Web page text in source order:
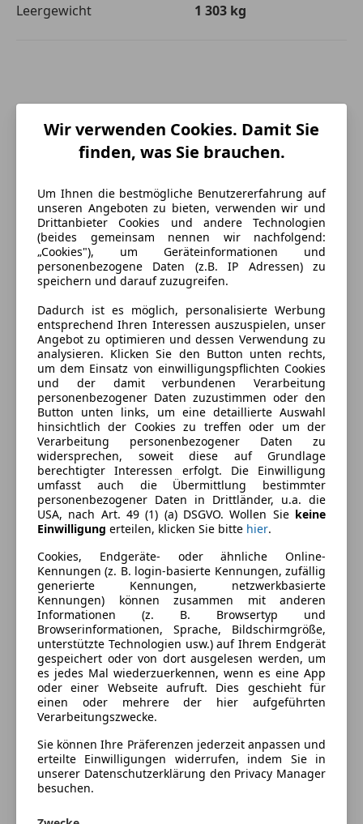
Leergewicht
1 303 kg
Energieverbrauch
Kraftstoff
Benzin
Kraftstoffverbrauch
5,80l/100 km (komb.)
CO₂-Emissionen
133 g/km (komb.)
Ausstattung
Komfort
Armlehne
Beheizbares Lenkrad
Berganfahrassistent
Einparkhilfe
Einparkhilfe Rückfahrkamera
Einparkhilfe selbstlenkendes System
Einparkhilfe Sensoren hinten
Einparkhilfe Sensoren vorne
Elektrische Fensterheber
Elektrische Seitenspiegel
Klimaanlage
Lederlenkrad
Lordosenstütze
Multifunktionslenkrad
Mehr anzeigen
Farbe und Innenausstattung
Außenfarbe
Grau
Lackierung
Metallic
Fahrzeugbeschreibung
FGN -535
Preisbewertung
Mehr anzeigen
Wir verwenden Cookies. Damit Sie
finden, was Sie brauchen.
Um Ihnen die bestmögliche Benutzererfahrung auf
unseren Angeboten zu bieten, verwenden wir und
Drittanbieter Cookies und andere Technologien
(beides gemeinsam nennen wir nachfolgend:
„Cookies"), um Geräteinformationen und
personenbezogene Daten (z.B. IP Adressen) zu
speichern und darauf zuzugreifen.
Dadurch ist es möglich, personalisierte Werbung
entsprechend Ihren Interessen auszuspielen, unser
Angebot zu optimieren und dessen Verwendung zu
analysieren. Klicken Sie den Button unten rechts,
um dem Einsatz von einwilligungspflichten Cookies
und der damit verbundenen Verarbeitung
personenbezogener Daten zuzustimmen oder den
Button unten links, um eine detaillierte Auswahl
hinsichtlich der Cookies zu treffen oder um der
Verarbeitung personenbezogener Daten zu
widersprechen, soweit diese auf Grundlage
berechtigter Interessen erfolgt. Die Einwilligung
umfasst auch die Übermittlung bestimmter
personenbezogener Daten in Drittländer, u.a. die
USA, nach Art. 49 (1) (a) DSGVO. Wollen Sie keine
Einwilligung erteilen, klicken Sie bitte hier.
Cookies, Endgeräte- oder ähnliche Online-
Kennungen (z. B. login-basierte Kennungen, zufällig
generierte Kennungen, netzwerkbasierte
Kennungen) können zusammen mit anderen
Informationen (z. B. Browsertyp und
Browserinformationen, Sprache, Bildschirmgröße,
unterstützte Technologien usw.) auf Ihrem Endgerät
gespeichert oder von dort ausgelesen werden, um
es jedes Mal wiederzuerkennen, wenn es eine App
oder einer Webseite aufruft. Dies geschieht für
einen oder mehrere der hier aufgeführten
Verarbeitungszwecke.
Sie können Ihre Präferenzen jederzeit anpassen und
erteilte Einwilligungen widerrufen, indem Sie in
unserer Datenschutzerklärung den Privacy Manager
besuchen.